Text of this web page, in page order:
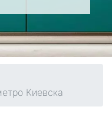
Киевска